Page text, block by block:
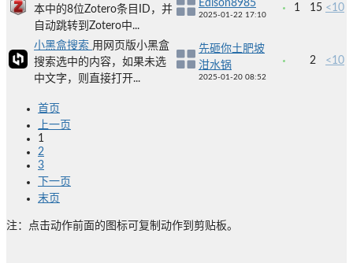
本中的8位Zotero条目ID，并
自动跳转到Zotero中...
Edison8985
2025-01-22 17:10
1 15 <10
小黑盒搜索 用网页版小黑盒
搜索选中的内容，如果未选
中文字，则直接打开...
先砸你土肥坡
泔水锅
2025-01-20 08:52
2 <10
首页
上一页
1
2
3
下一页
末页
注：点击动作前面的图标可复制动作到剪贴板。